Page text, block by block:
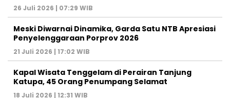
26 Juli 2026 | 07:29 WIB
Meski Diwarnai Dinamika, Garda Satu NTB Apresiasi
Penyelenggaraan Porprov 2026 ‎
21 Juli 2026 | 17:02 WIB
Kapal Wisata Tenggelam di Perairan Tanjung
Katupa, 45 Orang Penumpang Selamat
18 Juli 2026 | 12:31 WIB